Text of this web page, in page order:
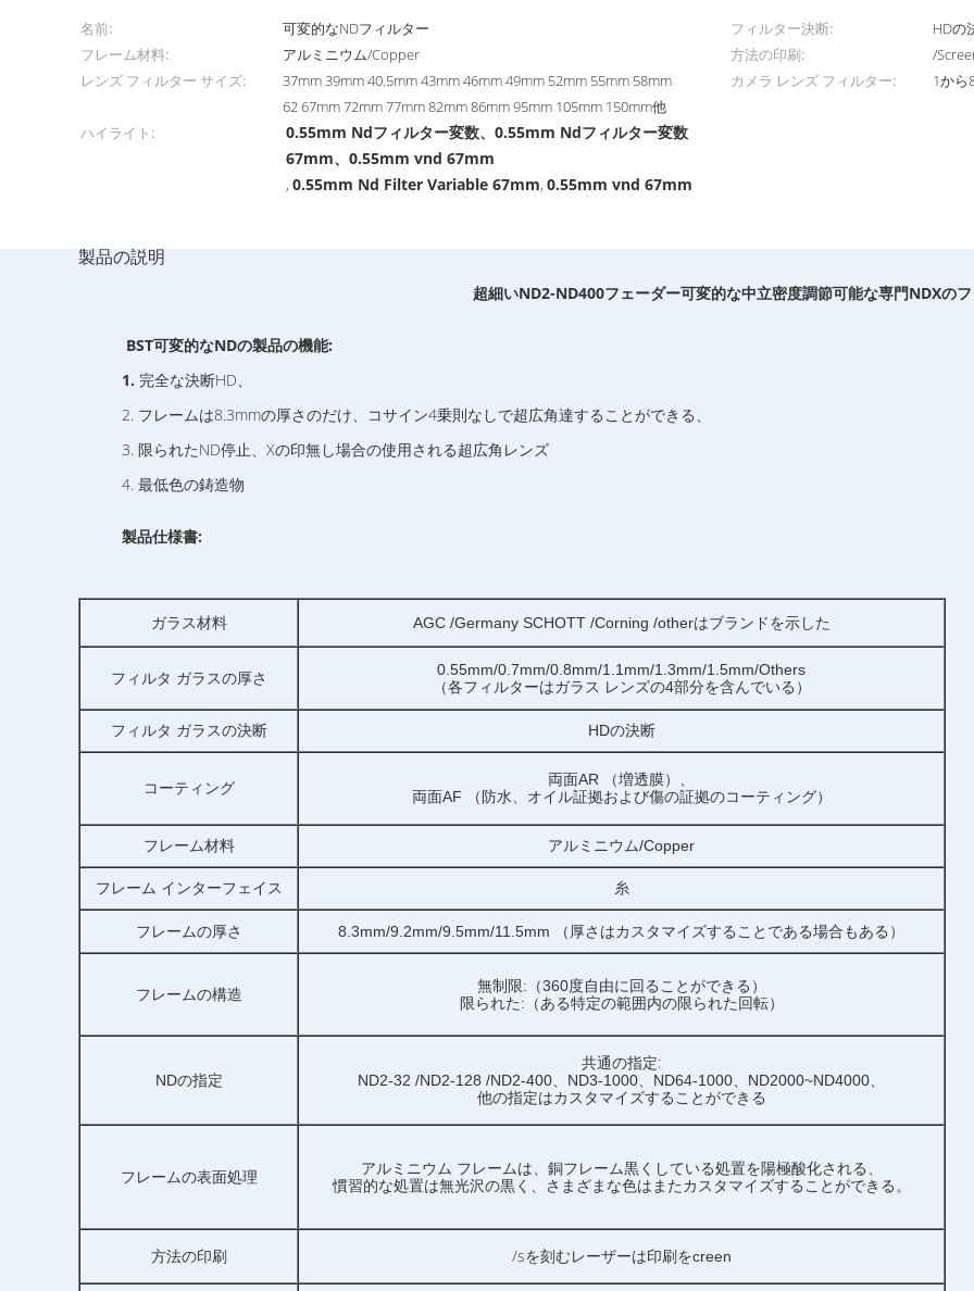
名前: 可変的なNDフィルター フィルター決断:
HDの
フレーム材料:
アルミニウム/Copper 方法の印刷:
/
レンズ フィルター サイズ:
37mm 39mm 40.5mm 43mm 46mm 49mm 52mm 55mm 58mm
62 67mm 72mm 77mm 82mm 86mm 95mm 105mm 150mm他
カメラ レンズ フィルター: 1から
ハイライト:
0.55mm Ndフィルター変数、0.55mm Ndフィルター変数
67mm、0.55mm vnd 67mm
,0.55mm Nd Filter Variable 67mm,0.55mm vnd 67mm
製品の説明
超細いND2-ND400フェーダー可変的な中立密度調節可能な専門NDXの
BST可変的なNDの製品の機能:
1. 完全な決断HD、
2. フレームは8.3mmの厚さのだけ、コサイン4乗則なしで超広角達することができる、
3. 限られたND停止、Xの印無し場合の使用される超広角レンズ
4. 最低色の鋳造物
製品仕様書:
ガラス材料 AGC /Germany SCHOTT /Corning /otherはブランドを示した
フィルタ ガラスの厚さ
0.55mm/0.7mm/0.8mm/1.1mm/1.3mm/1.5mm/Others
（各フィルターはガラス レンズの4部分を含んでいる）
フィルタ ガラスの決断 HDの決断
コーティング
両面AR （増透膜）、
両面AF （防水、オイル証拠および傷の証拠のコーティング）
フレーム材料 アルミニウム/Copper
フレーム インターフェイス 糸
フレームの厚さ 8.3mm/9.2mm/9.5mm/11.5mm （厚さはカスタマイズすることである場合もある）
フレームの構造
無制限:（360度自由に回ることができる）
限られた:（ある特定の範囲内の限られた回転）
NDの指定
共通の指定:
ND2-32 /ND2-128 /ND2-400、ND3-1000、ND64-1000、ND2000~ND4000、
他の指定はカスタマイズすることができる
フレームの表面処理
アルミニウム フレームは、銅フレーム黒くしている処置を陽極酸化される、
慣習的な処置は無光沢の黒く、さまざまな色はまたカスタマイズすることができる。
方法の印刷 /sを刻むレーザーは印刷をcreen